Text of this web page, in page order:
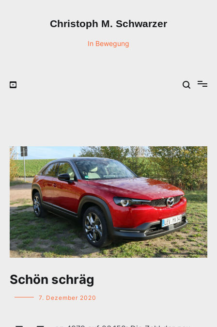
Christoph M. Schwarzer
In Bewegung
Schön schräg
7. Dezember 2020